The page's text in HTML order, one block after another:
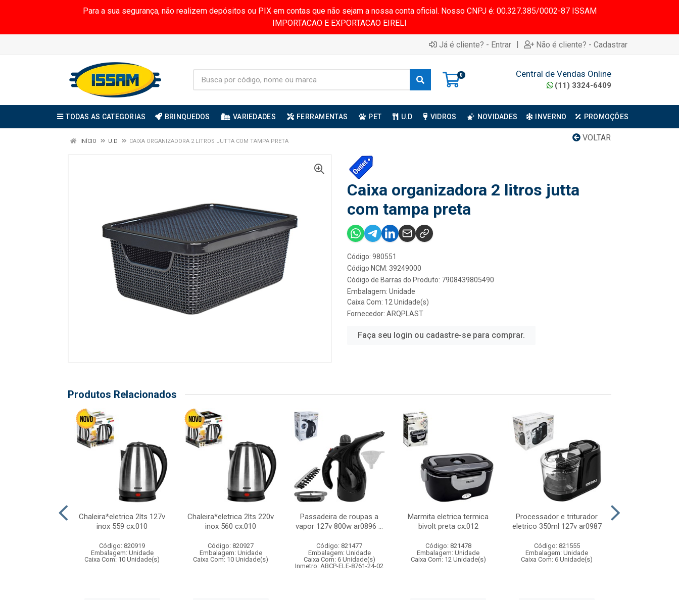
Para a sua segurança, não realizem depósitos ou PIX em contas que não sejam a nossa conta oficial. Nosso CNPJ é: 00.327.385/0002-87 ISSAM
IMPORTACAO E EXPORTACAO EIRELI
Já é cliente? - Entrar | Não é cliente? - Cadastrar
0 Central de Vendas Online
(11) 3324-6409
TODAS AS CATEGORIAS BRINQUEDOS VARIEDADES FERRAMENTAS PET U.D VIDROS NOVIDADES INVERNO PROMOÇÕES
VOLTAR
INÍCIO U.D CAIXA ORGANIZADORA 2 LITROS JUTTA COM TAMPA PRETA
Caixa organizadora 2 litros jutta
com tampa preta
Código: 980551
Código NCM: 39249000
Código de Barras do Produto: 7908439805490
Embalagem: Unidade
Caixa Com: 12 Unidade(s)
Fornecedor: ARQPLAST
Faça seu login ou cadastre-se para comprar.
Produtos Relacionados
Chaleira*eletrica 2lts 127v
inox 559 cx:010
Código: 820919
Embalagem: Unidade
Caixa Com: 10 Unidade(s)
Chaleira*eletrica 2lts 220v
inox 560 cx:010
Código: 820927
Embalagem: Unidade
Caixa Com: 10 Unidade(s)
Passadeira de roupas a
vapor 127v 800w ar0896 ...
Código: 821477
Embalagem: Unidade
Caixa Com: 6 Unidade(s)
Inmetro: ABCP-ELE-8761-24-02
Marmita eletrica termica
bivolt preta cx:012
Código: 821478
Embalagem: Unidade
Caixa Com: 12 Unidade(s)
Processador e triturador
eletrico 350ml 127v ar0987
Código: 821555
Embalagem: Unidade
Caixa Com: 6 Unidade(s)